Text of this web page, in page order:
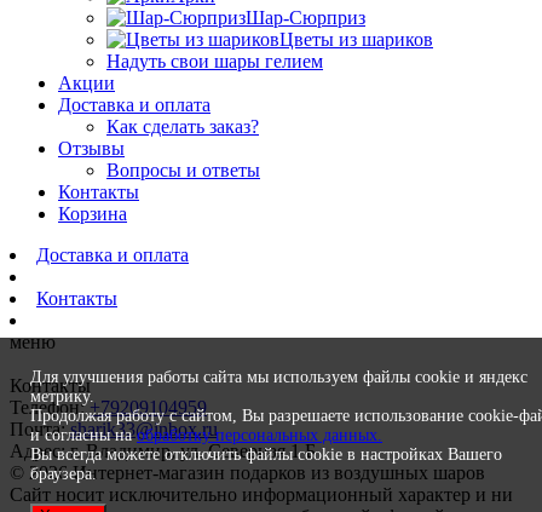
Шар-Сюрприз
Цветы из шариков
Надуть свои шары гелием
Акции
Доставка и оплата
Как сделать заказ?
Отзывы
Вопросы и ответы
Контакты
Корзина
Доставка и оплата
Контакты
меню
Контакты
Телефон:+79209104959
Почта:sharik33@inbox.ru
Адрес: г. Владимир, ул. Северная 1 Б
© 2026 Интернет-магазин подарков из воздушных шаров
Сайт носит исключительно информационный характер и ни
Для улучшения работы сайта мы используем файлы cookie и яндекс
метрику.
Продолжая работу с сайтом, Вы разрешаете использование cookie-
и согласны наобработку персональных данных.
Вы всегда можете отключить файлы cookie в настройках Вашего
браузера.